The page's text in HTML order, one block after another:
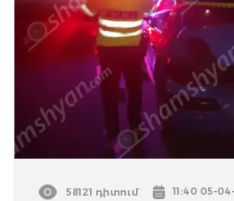
58121 դիտում 11:40 05-